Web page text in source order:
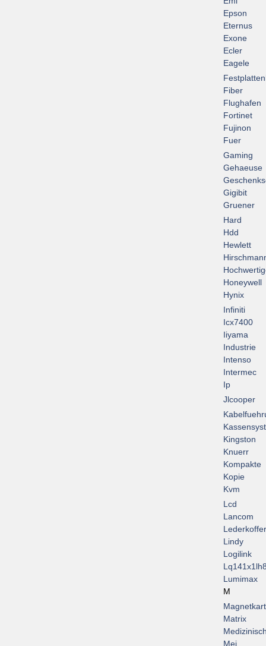
Epson
Eternus
Exone
Ecler
Eagele
Fiber
Flughafen
Fortinet
Fujinon
Fuer
Gaming
Gehaeuse
Gigibit
Gruener
Hard
Hdd
Hewlett
Honeywell
Hynix
Infiniti
Icx7400
Iiyama
Industrie
Intenso
Intermec
Ip
Jlcooper
Kingston
Knuerr
Kompakte
Kopie
Kvm
Lcd
Lancom
Lederkoffer
Lindy
Logilink
Lumimax
M
Matrix
Mei